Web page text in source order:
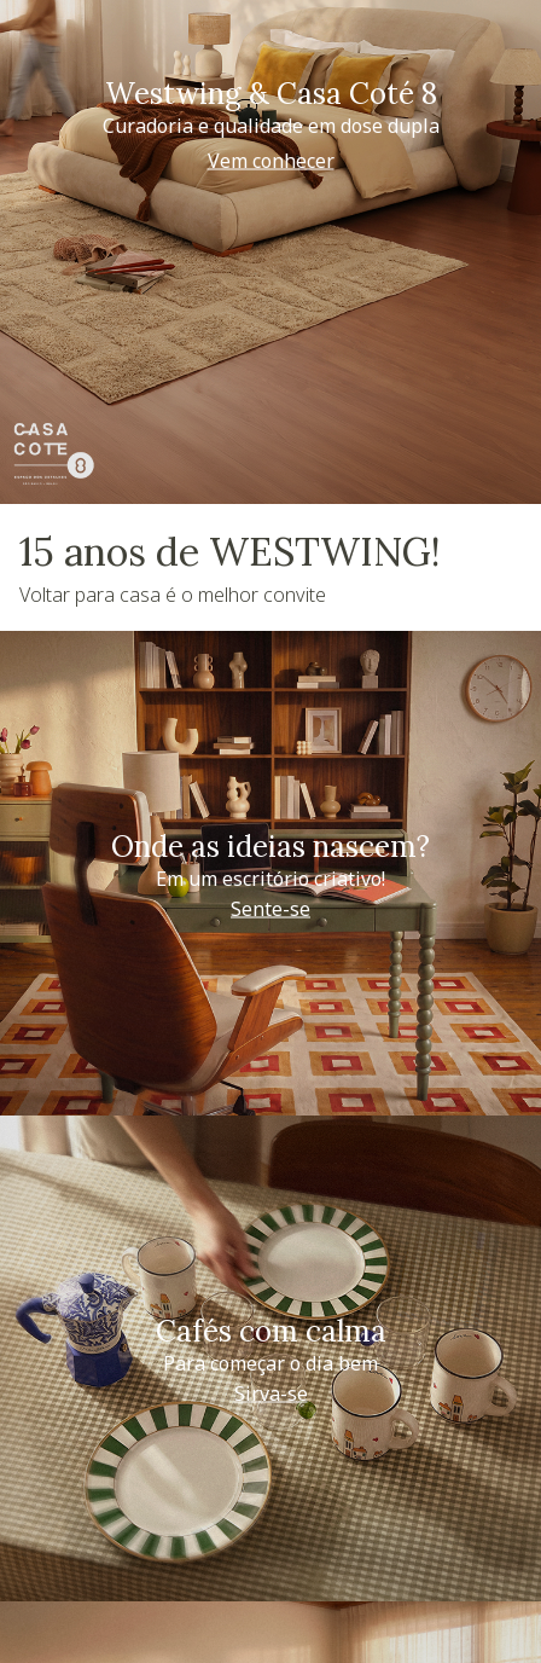
Westwing & Casa Coté 8
Curadoria e qualidade em dose dupla
Vem conhecer
15 anos de WESTWING!
Voltar para casa é o melhor convite
Onde as ideias nascem?
Em um escritório criativo!
Sente-se
Cafés com calma
Para começar o dia bem
Sirva-se